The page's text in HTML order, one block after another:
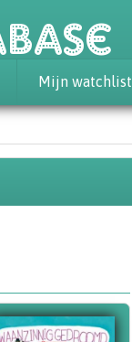
Mijn watchlist